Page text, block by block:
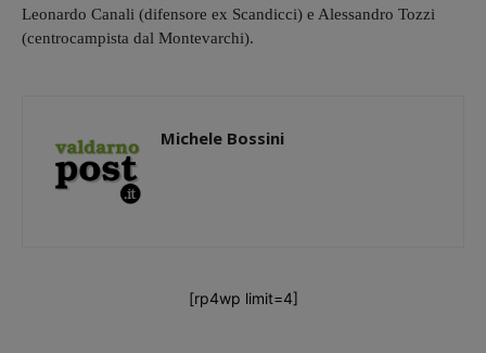
Leonardo Canali (difensore ex Scandicci) e Alessandro Tozzi
(centrocampista dal Montevarchi).
Michele Bossini
[rp4wp limit=4]